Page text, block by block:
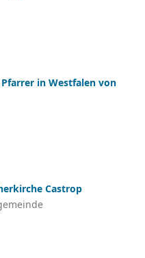
Pfarrer in Westfalen von
Castrop